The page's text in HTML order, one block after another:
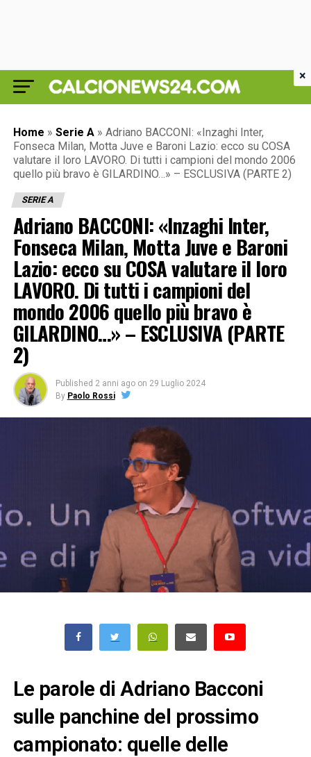
Home » Serie A » Adriano BACCONI: «Inzaghi Inter,
Fonseca Milan, Motta Juve e Baroni Lazio: ecco su COSA
valutare il loro LAVORO. Di tutti i campioni del mondo 2006
quello più bravo è GILARDINO…» – ESCLUSIVA (PARTE 2)
SERIE A
Adriano BACCONI: «Inzaghi Inter,
Fonseca Milan, Motta Juve e Baroni
Lazio: ecco su COSA valutare il loro
LAVORO. Di tutti i campioni del
mondo 2006 quello più bravo è
GILARDINO…» – ESCLUSIVA (PARTE
2)
Published 2 anni ago on 29 Luglio 2024
By Paolo Rossi
Le parole di Adriano Bacconi
sulle panchine del prossimo
campionato: quelle delle
×